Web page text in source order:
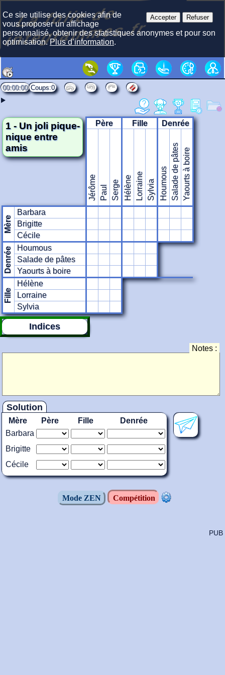
La f
olie
de
i
nte
gra
m
mes.fr
1 - Un joli pique-
nique entre
amis
Père Fille Denrée
Jérôme Paul Serge HélèneLorraine Sylvia HoumousSalade de pâtesYaourts à boire
Mère
Barbara
Brigitte
Cécile
Denrée
Houmous
Salade de pâtes
Yaourts à boire
Fille
Hélène
Lorraine
Sylvia
Indices
Notes :
Solution
Mère Père Fille
Denrée
Barbara
Brigitte
Cécile
00:00:00 0
Mode ZEN Compétition
Accepter Refuser
Ce site utilise des cookies afin de
vous proposer un affichage
personnalisé, obtenir des statistiques anonymes et pour son
optimisation.Plus d’information.